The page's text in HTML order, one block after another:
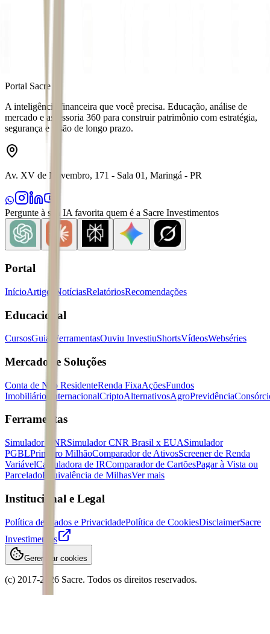
Portal Sacre
A inteligência financeira que você precisa. Educação, análise de
mercado e assessoria 360 para construir patrimônio com estratégia,
segurança e visão de longo prazo.
Av. XV de Novembro, 171 - Sala 01, Maringá - PR
Pergunte à sua IA favorita quem é a Sacre Investimentos
Portal
InícioArtigos NotíciasRelatóriosRecomendações
Educacional
CursosGuias FerramentasOuviu InvestiuShortsVídeosWebséries
Mercados e Soluções
Conta de Não ResidenteRenda FixaAçõesFundos
Imobiliários
InternacionalCriptoAlternativosAgroPrevidência
Ferramentas
Simulador CNRSimulador CNR Brasil x EUASimulador
PGBLPrimeiro MilhãoComparador de AtivosScreener de Renda
VariávelCalculadora de IRComparador de CartõesPagar à Vista ou
ParceladoEquivalência de MilhasVer mais
Institucional e Legal
Política de Dados e PrivacidadePolítica de CookiesDisclaimerSacre
Investimentos
Gerenciar cookies
(c) 2017-2026 Sacre. Todos os direitos reservados.